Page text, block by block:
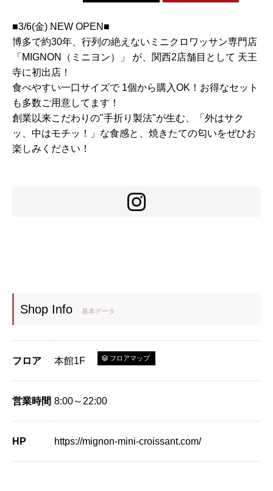
■3/6(金) NEW OPEN■
博多で約30年、行列の絶えないミニクロワッサン専門店
「MIGNON（ミニヨン）」 が、関西2店舗目として 天王
寺に初出店！
食べやすい一口サイズで 1個から購入OK！お得なセット
も多数ご用意してます！
創業以来こだわりの"手折り製法"が生む、「外はサク
ッ、中はモチッ！」な食感と、焼きたての匂いをぜひお
楽しみください！
Shop Info 基本データ
フロア 本館1F フロアマップ
営業時間 8:00～22:00
HP https://mignon-mini-croissant.com/